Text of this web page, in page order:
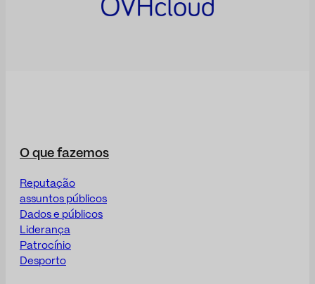
O que fazemos
Reputação
assuntos públicos
Dados e públicos
Liderança
Patrocínio
Desporto